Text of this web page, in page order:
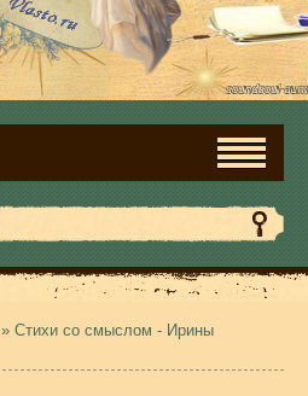
» Стихи со смыслом - Ирины